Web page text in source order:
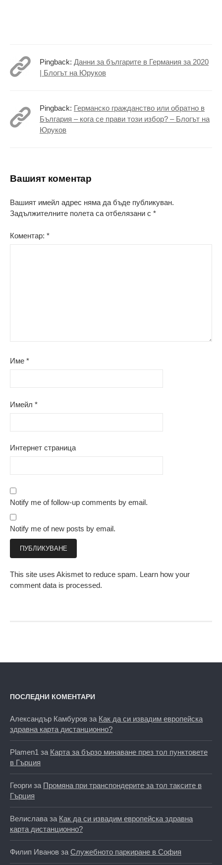
Pingback: Данни за българите в Германия за 2020
| Блогът на Юруков
Pingback: Германско гражданство или обратно в
България – кога се прави този избор? – Блогът на
Юруков
Вашият коментар
Вашият имейл адрес няма да бъде публикуван.
Задължителните полета са отбелязани с *
Коментар: *
Име *
Имейл *
Интернет страница
Notify me of follow-up comments by email.
Notify me of new posts by email.
This site uses Akismet to reduce spam. Learn how your
comment data is processed.
ПОСЛЕДНИ КОМЕНТАРИ
Александър Камбуров за Как да си извадим европейска
здравна карта дистанционно?
Plamen1 за Карта за бързо минаване през тол пунктовете
в Гърция
Георги за Промяна при транспондерите за тол таксите в
Гърция
Велиславаза Как да си извадим европейска здравна
карта дистанционно?
Филип Иванов заСлужебното паркиране в София